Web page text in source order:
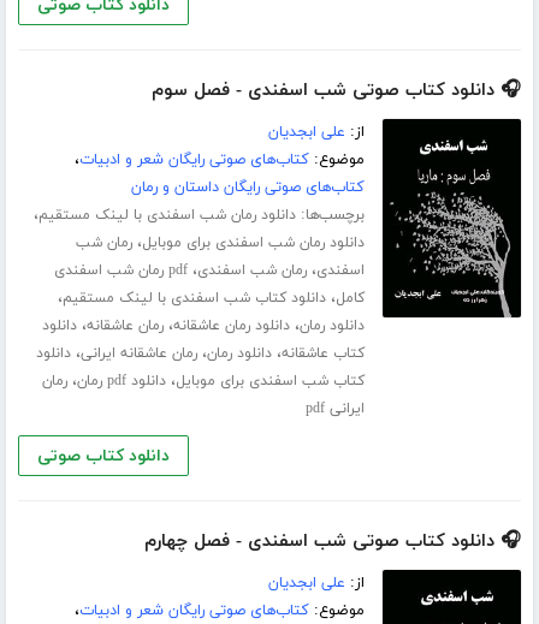
دانلود کتاب صوتی
🎧 دانلود کتاب صوتی شب اسفندی - فصل سوم
از: علی ابجدیان
موضوع:کتاب‌های صوتی رایگان شعر و ادبیات،
کتاب‌های صوتی رایگان داستان و رمان
برچسب‌ها:دانلود رمان شب اسفندی با لینک مستقیم،
دانلود رمان شب اسفندی برای موبایل،رمان شب
اسفندی،رمان شب اسفندی،
pdf رمان شب اسفندی
کامل،دانلود کتاب شب اسفندی با لینک مستقیم،
دانلود رمان،دانلود رمان عاشقانه،رمان عاشقانه،دانلود
کتاب عاشقانه،دانلود رمان،رمان عاشقانه ایرانی،دانلود
کتاب شب اسفندی برای موبایل،دانلود pdf رمان ،رمان
ایرانی pdf
دانلود کتاب صوتی
🎧 دانلود کتاب صوتی شب اسفندی - فصل چهارم
از: علی ابجدیان
موضوع:کتاب‌های صوتی رایگان شعر و ادبیات،